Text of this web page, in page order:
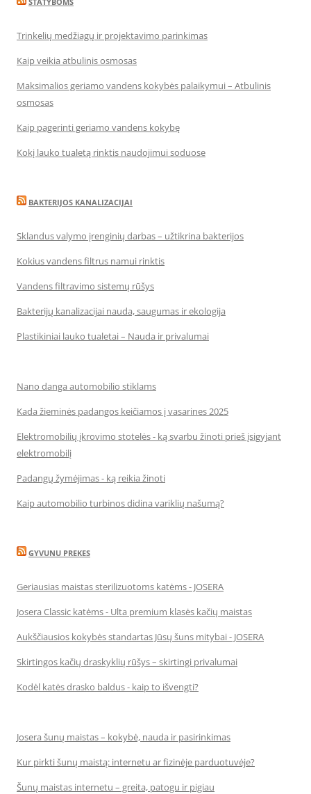
Trinkelių medžiagų ir projektavimo parinkimas
Kaip veikia atbulinis osmosas
Maksimalios geriamo vandens kokybės palaikymui – Atbulinis
osmosas
Kaip pagerinti geriamo vandens kokybę
Kokį lauko tualetą rinktis naudojimui soduose
BAKTERIJOS KANALIZACIJAI
Sklandus valymo įrenginių darbas – užtikrina bakterijos
Kokius vandens filtrus namui rinktis
Vandens filtravimo sistemų rūšys
Bakterijų kanalizacijai nauda, saugumas ir ekologija
Plastikiniai lauko tualetai – Nauda ir privalumai
Nano danga automobilio stiklams
Kada žieminės padangos keičiamos į vasarines 2025
Elektromobilių įkrovimo stotelės - ką svarbu žinoti prieš įsigyjant
elektromobilį
Padangų žymėjimas - ką reikia žinoti
Kaip automobilio turbinos didina variklių našumą?
GYVUNU PREKES
Geriausias maistas sterilizuotoms katėms - JOSERA
Josera Classic katėms - Ulta premium klasės kačių maistas
Aukščiausios kokybės standartas Jūsų šuns mitybai - JOSERA
Skirtingos kačių draskyklių rūšys – skirtingi privalumai
Kodėl katės drasko baldus - kaip to išvengti?
Josera šunų maistas – kokybė, nauda ir pasirinkimas
Kur pirkti šunų maistą: internetu ar fizinėje parduotuvėje?
Šunų maistas internetu – greita, patogu ir pigiau